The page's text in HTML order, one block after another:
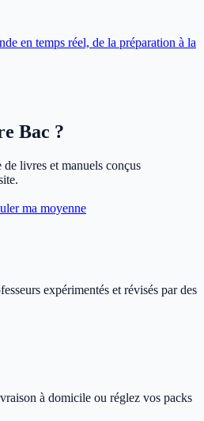
en temps réel, de la préparation à la
Bac ?
livres et manuels conçus
ma moyenne
expérimentés et révisés par des
à domicile ou réglez vos packs